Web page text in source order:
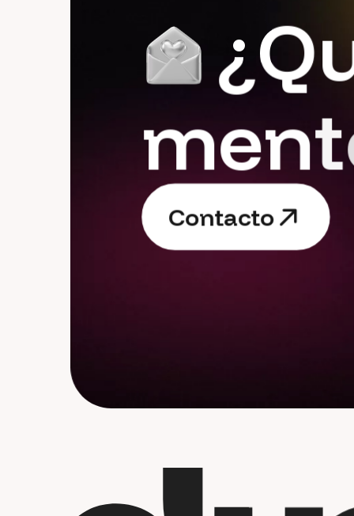
¿Q
ment
Contacto
Contacto